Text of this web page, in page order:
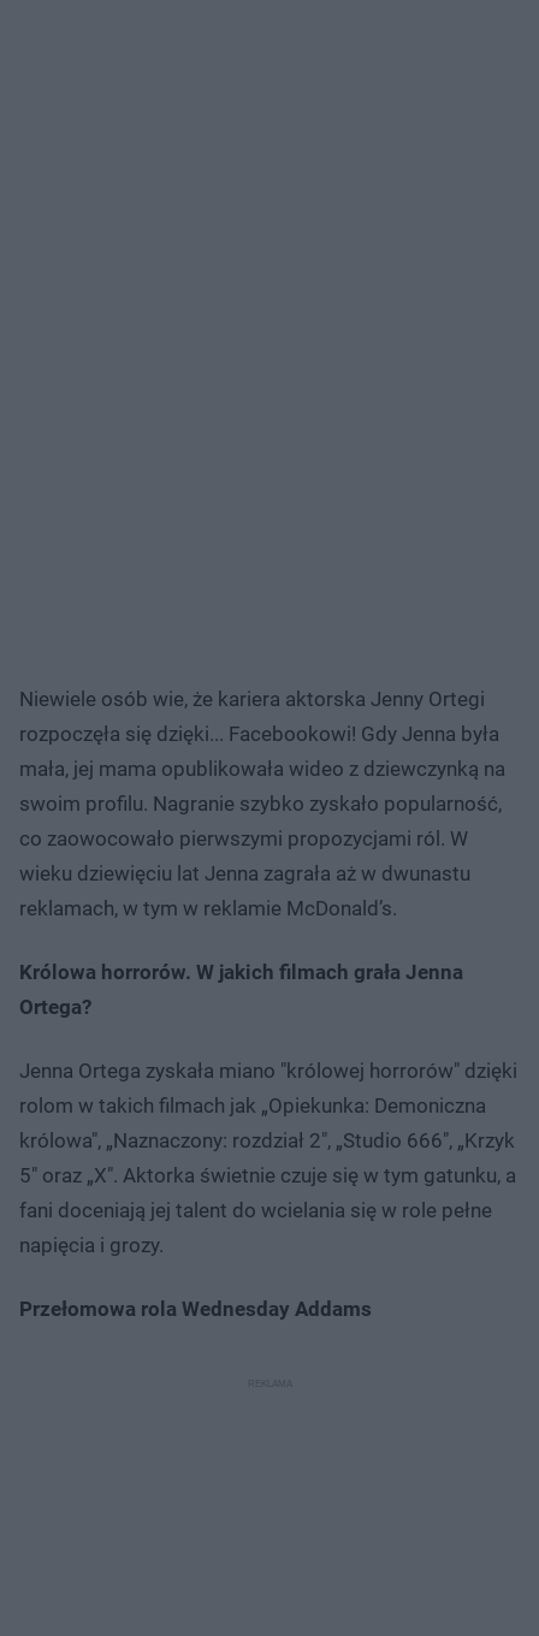
Niewiele osób wie, że kariera aktorska Jenny Ortegi
rozpoczęła się dzięki... Facebookowi! Gdy Jenna była
mała, jej mama opublikowała wideo z dziewczynką na
swoim profilu. Nagranie szybko zyskało popularność,
co zaowocowało pierwszymi propozycjami ról. W
wieku dziewięciu lat Jenna zagrała aż w dwunastu
reklamach, w tym w reklamie McDonald’s.
Królowa horrorów. W jakich filmach grała Jenna
Ortega?
Jenna Ortega zyskała miano "królowej horrorów" dzięki
rolom w takich filmach jak „Opiekunka: Demoniczna
królowa", „Naznaczony: rozdział 2", „Studio 666", „Krzyk
5" oraz „X". Aktorka świetnie czuje się w tym gatunku, a
fani doceniają jej talent do wcielania się w role pełne
napięcia i grozy.
Przełomowa rola Wednesday Addams